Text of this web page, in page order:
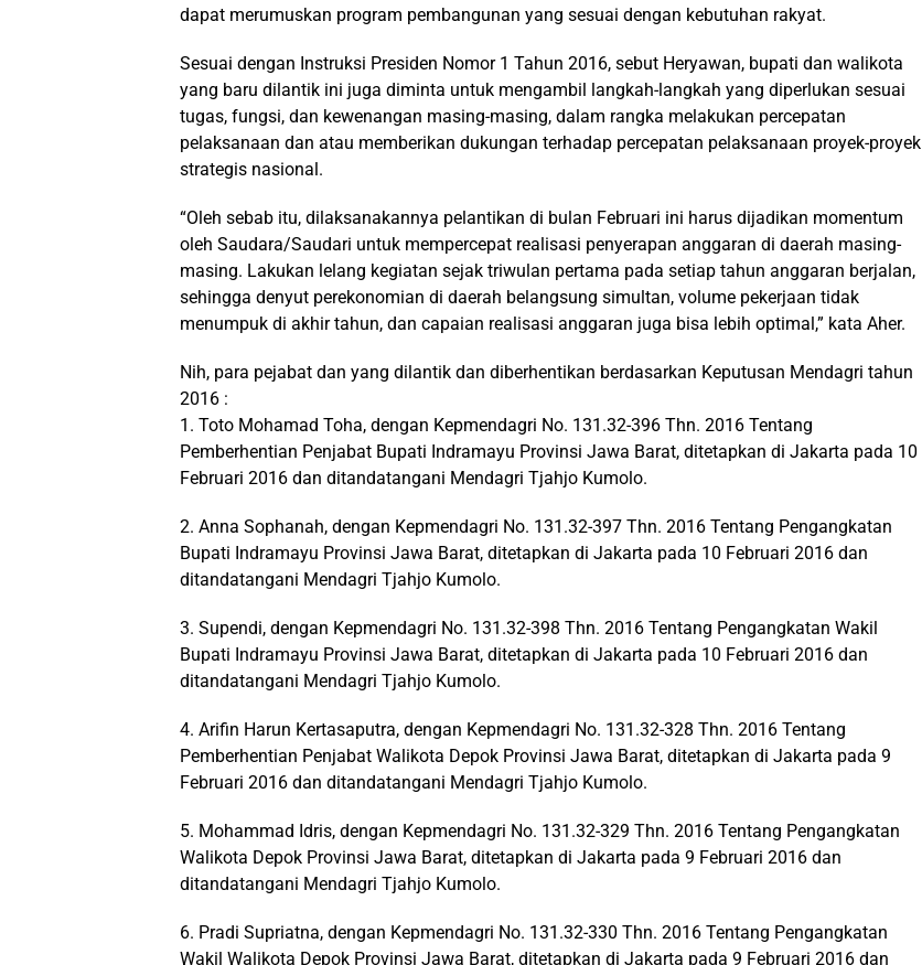
dapat merumuskan program pembangunan yang sesuai dengan kebutuhan rakyat.
Sesuai dengan Instruksi Presiden Nomor 1 Tahun 2016, sebut Heryawan, bupati dan walikota
yang baru dilantik ini juga diminta untuk mengambil langkah-langkah yang diperlukan sesuai
tugas, fungsi, dan kewenangan masing-masing, dalam rangka melakukan percepatan
pelaksanaan dan atau memberikan dukungan terhadap percepatan pelaksanaan proyek-proyek
strategis nasional.
“Oleh sebab itu, dilaksanakannya pelantikan di bulan Februari ini harus dijadikan momentum
oleh Saudara/Saudari untuk mempercepat realisasi penyerapan anggaran di daerah masing-
masing. Lakukan lelang kegiatan sejak triwulan pertama pada setiap tahun anggaran berjalan,
sehingga denyut perekonomian di daerah belangsung simultan, volume pekerjaan tidak
menumpuk di akhir tahun, dan capaian realisasi anggaran juga bisa lebih optimal,” kata Aher.
Nih, para pejabat dan yang dilantik dan diberhentikan berdasarkan Keputusan Mendagri tahun
2016 :
1. Toto Mohamad Toha, dengan Kepmendagri No. 131.32-396 Thn. 2016 Tentang
Pemberhentian Penjabat Bupati Indramayu Provinsi Jawa Barat, ditetapkan di Jakarta pada 10
Februari 2016 dan ditandatangani Mendagri Tjahjo Kumolo.
2. Anna Sophanah, dengan Kepmendagri No. 131.32-397 Thn. 2016 Tentang Pengangkatan
Bupati Indramayu Provinsi Jawa Barat, ditetapkan di Jakarta pada 10 Februari 2016 dan
ditandatangani Mendagri Tjahjo Kumolo.
3. Supendi, dengan Kepmendagri No. 131.32-398 Thn. 2016 Tentang Pengangkatan Wakil
Bupati Indramayu Provinsi Jawa Barat, ditetapkan di Jakarta pada 10 Februari 2016 dan
ditandatangani Mendagri Tjahjo Kumolo.
4. Arifin Harun Kertasaputra, dengan Kepmendagri No. 131.32-328 Thn. 2016 Tentang
Pemberhentian Penjabat Walikota Depok Provinsi Jawa Barat, ditetapkan di Jakarta pada 9
Februari 2016 dan ditandatangani Mendagri Tjahjo Kumolo.
5. Mohammad Idris, dengan Kepmendagri No. 131.32-329 Thn. 2016 Tentang Pengangkatan
Walikota Depok Provinsi Jawa Barat, ditetapkan di Jakarta pada 9 Februari 2016 dan
ditandatangani Mendagri Tjahjo Kumolo.
6. Pradi Supriatna, dengan Kepmendagri No. 131.32-330 Thn. 2016 Tentang Pengangkatan
Wakil Walikota Depok Provinsi Jawa Barat, ditetapkan di Jakarta pada 9 Februari 2016 dan